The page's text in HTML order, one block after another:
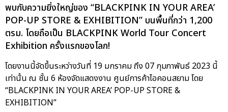
พบกับความยิ่งใหญ่ของ “BLACKPINK IN YOUR AREA’
POP-UP STORE & EXHIBITION” บนพื้นที่กว่า 1,200
ตรม. โดยถือเป็น BLACKPINK World Tour Concert
Exhibition ครั้งแรกของโลก!
โดยงานนี้จัดขึ้นระหว่างวันที่ 19 มกราคม ถึง 07 กุมภาพันธ์ 2023 นี้
เท่านั้น ณ ชั้น 6 ห้องจัดแสดงงาน ศูนย์การค้าไอคอนสยาม โดย
“BLACKPINK IN YOUR AREA’ POP-UP STORE &
EXHIBITION”